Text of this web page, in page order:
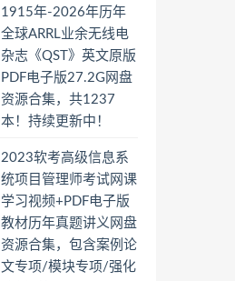
1915年-2026年历年
全球ARRL业余无线电
杂志《QST》英文原版
PDF电子版27.2G网盘
资源合集，共1237
本！持续更新中！
2023软考高级信息系
统项目管理师考试网课
学习视频+PDF电子版
教材历年真题讲义网盘
资源合集，包含案例论
文专项/模块专项/强化